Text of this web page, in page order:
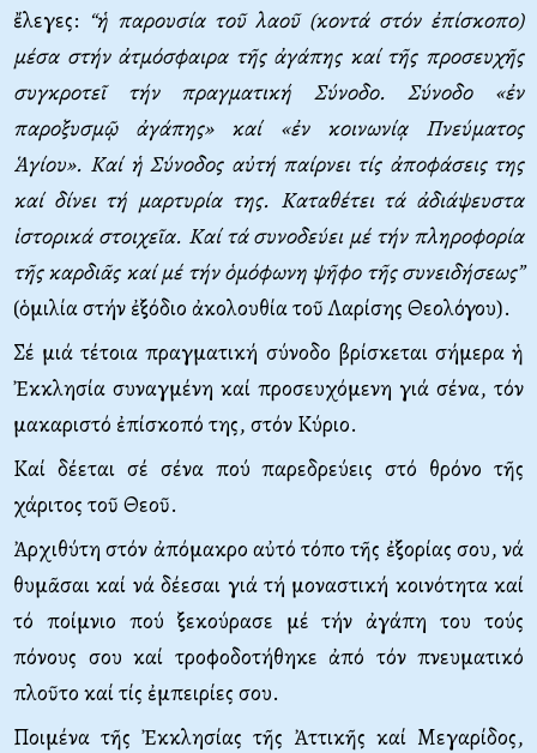
ἔλεγες: “ἡ παρουσία τοῦ λαοῦ (κοντά στόν ἐπίσκοπο)
μέσα στήν ἀτμόσφαιρα τῆς ἀγάπης καί τῆς προσευχῆς
συγκροτεῖ τήν πραγματική Σύνοδο. Σύνοδο «ἐν
παροξυσμῷ ἀγάπης» καί «ἐν κοινωνίᾳ Πνεύματος
Ἁγίου». Καί ἡ Σύνοδος αὐτή παίρνει τίς ἀποφάσεις της
καί δίνει τή μαρτυρία της. Kαταθέτει τά ἀδιάψευστα
ἱστορικά στοιχεῖα. Kαί τά συνοδεύει μέ τήν πληροφορία
τῆς καρδιᾶς καί μέ τήν ὁμόφωνη ψῆφο τῆς συνειδήσεως”
(ὁμιλία στήν ἐξόδιο ἀκολουθία τοῦ Λαρίσης Θεολόγου).
Σέ μιά τέτοια πραγματική σύνοδο βρίσκεται σήμερα ἡ
Ἐκκλησία συναγμένη καί προσευχόμενη γιά σένα, τόν
μακαριστό ἐπίσκοπό της, στόν Κύριο.
Καί δέεται σέ σένα πού παρεδρεύεις στό θρόνο τῆς
χάριτος τοῦ Θεοῦ.
Ἀρχιθύτη στόν ἀπόμακρο αὐτό τόπο τῆς ἐξορίας σου, νά
θυμᾶσαι καί νά δέεσαι γιά τή μοναστική κοινότητα καί
τό ποίμνιο πού ξεκούρασε μέ τήν ἀγάπη του τούς
πόνους σου καί τροφοδοτήθηκε ἀπό τόν πνευματικό
πλοῦτο καί τίς ἐμπειρίες σου.
Ποιμένα τῆς Ἐκκλησίας τῆς Ἀττικῆς καί Μεγαρίδος,